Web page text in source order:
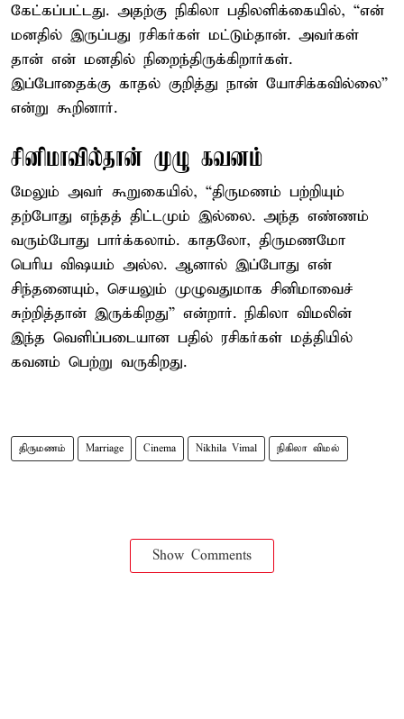
கேட்கப்பட்டது. அதற்கு நிகிலா பதிலளிக்கையில், “என்
மனதில் இருப்பது ரசிகர்கள் மட்டும்தான். அவர்கள்
தான் என் மனதில் நிறைந்திருக்கிறார்கள்.
இப்போதைக்கு காதல் குறித்து நான் யோசிக்கவில்லை”
என்று கூறினார்.
சினிமாவில்தான் முழு கவனம்
மேலும் அவர் கூறுகையில், “திருமணம் பற்றியும்
தற்போது எந்தத் திட்டமும் இல்லை. அந்த எண்ணம்
வரும்போது பார்க்கலாம். காதலோ, திருமணமோ
பெரிய விஷயம் அல்ல. ஆனால் இப்போது என்
சிந்தனையும், செயலும் முழுவதுமாக சினிமாவைச்
சுற்றித்தான் இருக்கிறது” என்றார். நிகிலா விமலின்
இந்த வெளிப்படையான பதில் ரசிகர்கள் மத்தியில்
கவனம் பெற்று வருகிறது.
திருமணம் Marriage Cinema Nikhila Vimal நிகிலா விமல்
Show Comments